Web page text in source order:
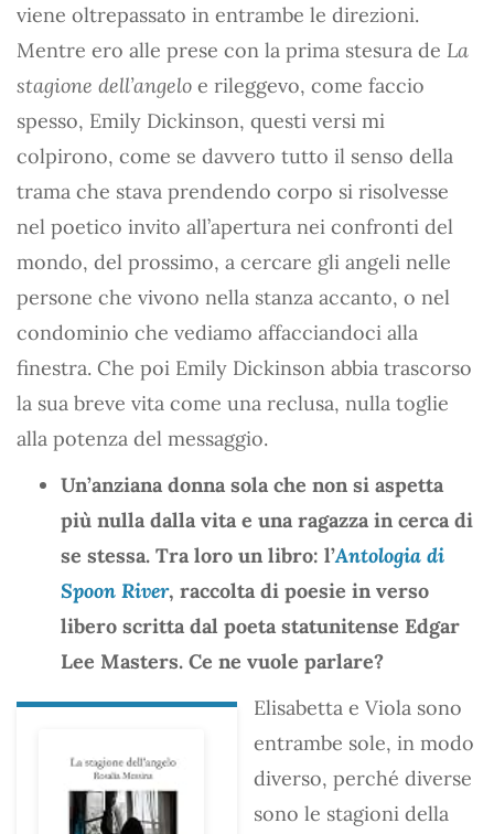
viene oltrepassato in entrambe le direzioni.
Mentre ero alle prese con la prima stesura de La
stagione dell’angelo e rileggevo, come faccio
spesso, Emily Dickinson, questi versi mi
colpirono, come se davvero tutto il senso della
trama che stava prendendo corpo si risolvesse
nel poetico invito all’apertura nei confronti del
mondo, del prossimo, a cercare gli angeli nelle
persone che vivono nella stanza accanto, o nel
condominio che vediamo affacciandoci alla
finestra. Che poi Emily Dickinson abbia trascorso
la sua breve vita come una reclusa, nulla toglie
alla potenza del messaggio.
Un’anziana donna sola che non si aspetta
più nulla dalla vita e una ragazza in cerca di
se stessa. Tra loro un libro: l’Antologia di
Spoon River, raccolta di poesie in verso
libero scritta dal poeta statunitense Edgar
Lee Masters. Ce ne vuole parlare?
Elisabetta e Viola sono
entrambe sole, in modo
diverso, perché diverse
sono le stagioni della